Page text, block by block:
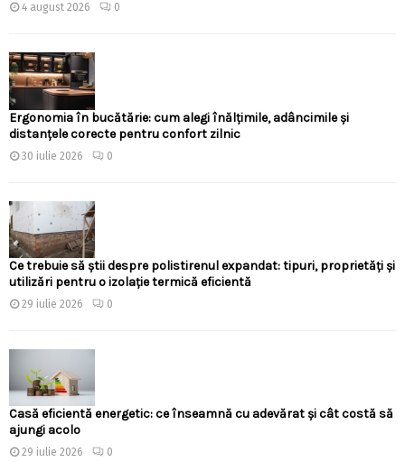
4 august 2026 0
Ergonomia în bucătărie: cum alegi înălțimile, adâncimile și
distanțele corecte pentru confort zilnic
30 iulie 2026 0
Ce trebuie să știi despre polistirenul expandat: tipuri, proprietăți și
utilizări pentru o izolație termică eficientă
29 iulie 2026 0
Casă eficientă energetic: ce înseamnă cu adevărat și cât costă să
ajungi acolo
29 iulie 2026 0